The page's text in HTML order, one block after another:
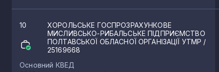
10
ХОРОЛЬСЬКЕ ГОСПРОЗРАХУНКОВЕ
МИСЛИВСЬКО-РИБАЛЬСЬКЕ ПІДПРИЄМСТВО
ПОЛТАВСЬКОЇ ОБЛАСНОЇ ОРГАНІЗАЦІЇ УТМР /
25169668
Основний КВЕД